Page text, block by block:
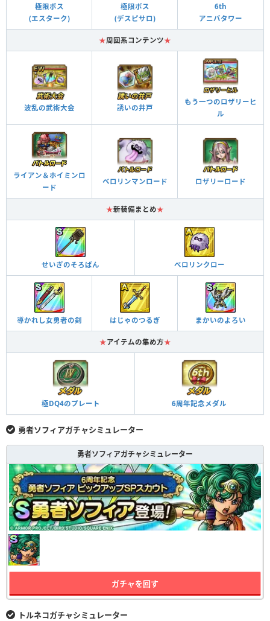
極限ボス
(エスターク)
極限ボス
(デスピサロ)
6th
アニバタワー
★周回系コンテンツ★
波乱の武術大会 誘いの井戸
もう一つのロザリーヒ
ル
ライアン＆ホイミンロ
ード
ベロリンマンロード ロザリーロード
★新装備まとめ★
せいぎのそろばん べロリンクロー
導かれし女勇者の剣 はじゃのつるぎ まかいのよろい
★アイテムの集め方★
極DQ4のプレート 6周年記念メダル
勇者ソフィアガチャシミュレーター
勇者ソフィアガチャシミュレーター
ガチャを回す
トルネコガチャシミュレーター